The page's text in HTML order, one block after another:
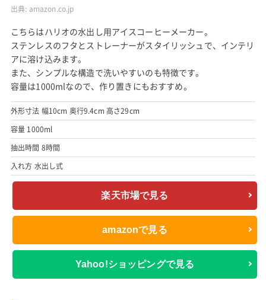
出典: amazon.co.jp
こちらはハリオの水出し用アイスコーヒーメーカー。
ステンレスのフタとストレーナーがスタイリッシュで、インテリ
アに溶け込みます。
また、シンプルな構造で洗いやすいのも特徴です。
容量は1000mlなので、作り置きにもおすすめ。
外形寸法 幅10cm 奥行9.4cm 高さ29cm
容量 1000ml
抽出時間 8時間
入れ方 水出し式
楽天市場で見る
amazonで見る
Yahoo!ショッピングで見る